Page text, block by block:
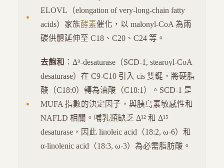
ELOVL（elongation of very-long-chain fatty
acids）家族酵素催化，以 malonyl-CoA 為兩
碳供體延伸至 C18、C20、C24 等。
去飽和 ：Δ⁹-desaturase（SCD-1, stearoyl-CoA
desaturase）在 C9-C10 引入 cis 雙鍵，將硬脂
酸（C18:0）轉為油酸（C18:1）。SCD-1 是
MUFA 指數的決定因子，與胰島素敏感性和
NAFLD 相關。哺乳類缺乏 Δ¹² 和 Δ¹⁵
desaturase，因此 linoleic acid（18:2, ω-6）和
α-linolenic acid（18:3, ω-3）為必需脂肪酸。